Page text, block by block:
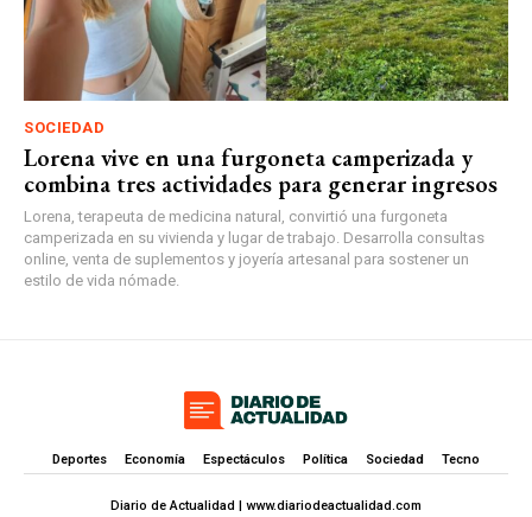
SOCIEDAD
Lorena vive en una furgoneta camperizada y
combina tres actividades para generar ingresos
Lorena, terapeuta de medicina natural, convirtió una furgoneta
camperizada en su vivienda y lugar de trabajo. Desarrolla consultas
online, venta de suplementos y joyería artesanal para sostener un
estilo de vida nómade.
Deportes Economía Espectáculos Política Sociedad Tecno
Diario de Actualidad | www.diariodeactualidad.com